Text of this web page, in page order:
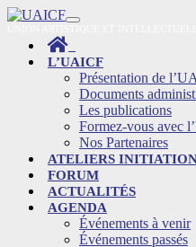
Skip
content
L’UAICF
Présentation de
Documents
Les publications
Formez-vous avec
Nos Partenaires
ATELIERS
FORUM
ACTUALITÉS
AGENDA
Événements à venir
Événements passés